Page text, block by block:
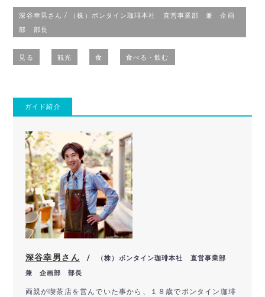
深谷幸男さん / （株）ボンタイン珈琲本社 直営事業部 兼 企画
部 部長
見る 観光 食 食べる・飲む
ガイド紹介
深谷幸男さん / （株）ボンタイン珈琲本社 直営事業部
兼 企画部 部長
両親が喫茶店を営んでいた事から、１８歳でボンタイン珈琲